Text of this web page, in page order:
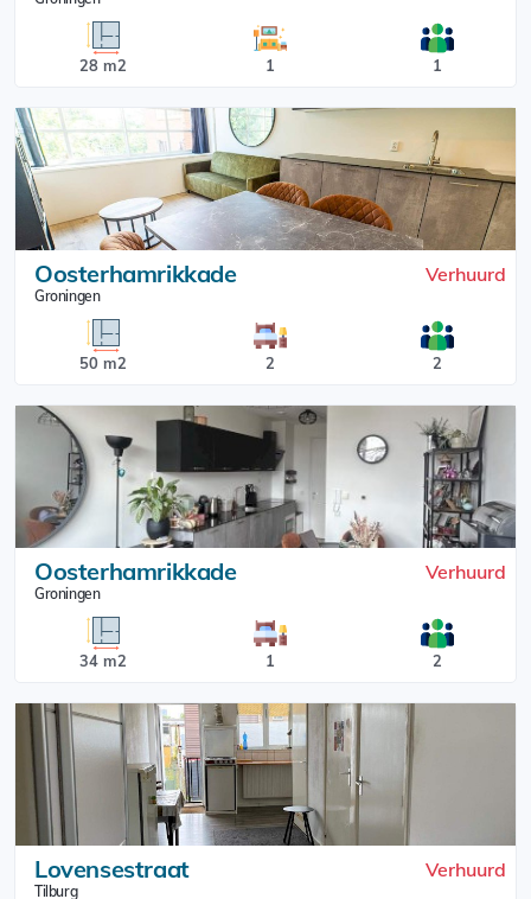
28 m2 1 1
Oosterhamrikkade
Groningen
Verhuurd
50 m2 2 2
Oosterhamrikkade
Groningen
Verhuurd
34 m2 1 2
Lovensestraat
Tilburg
Verhuurd